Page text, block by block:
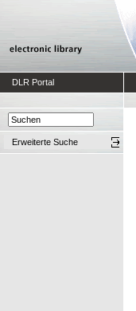
DLR Portal
Erweiterte Suche